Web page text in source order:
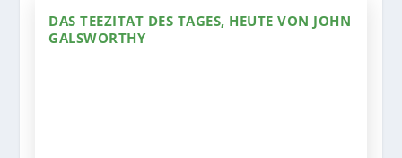
DAS TEEZITAT DES TAGES, HEUTE VON JOHN
GALSWORTHY